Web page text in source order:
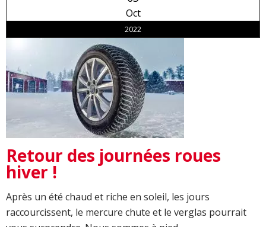
Oct
2022
Retour des journées roues
hiver !
Après un été chaud et riche en soleil, les jours
raccourcissent, le mercure chute et le verglas pourrait